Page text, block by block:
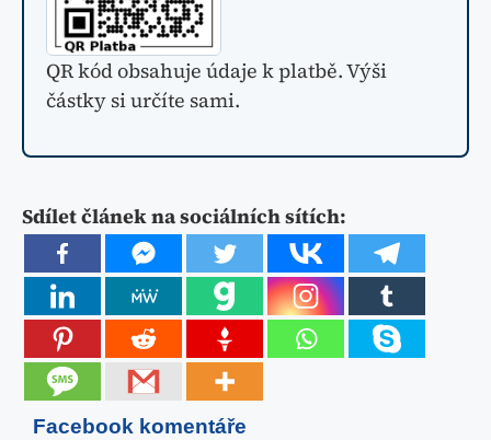
QR kód obsahuje údaje k platbě. Výši
částky si určíte sami.
Sdílet článek na sociálních sítích:
Facebook komentáře